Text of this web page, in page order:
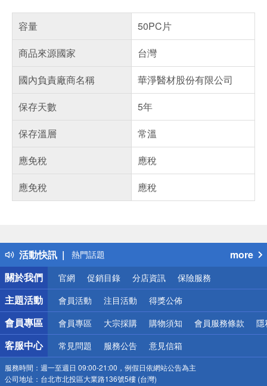
容量
50PC片
商品來源國家
台灣
國內負責廠商名稱
華淨醫材股份有限公司
保存天數
5年
保存溫層
常溫
應免稅
應稅
應免稅
應稅
活動快訊
得獎公告
熱門話題
銀行優惠
偏遠地區配送
詐騙網頁！請小心！
more
關於我們
官網 促銷目錄 分店資訊 保險服務
主題活動 會員活動 注目活動 得獎公佈
會員專區 會員專區 大宗採購 購物須知 會員服務條款 隱
客服中心 常見問題 服務公告 意見信箱
服務時間： 週一至週日 09:00-21:00，例假日依網站公告為主
公司地址： 台北市北投區大業路136號5樓 (台灣)